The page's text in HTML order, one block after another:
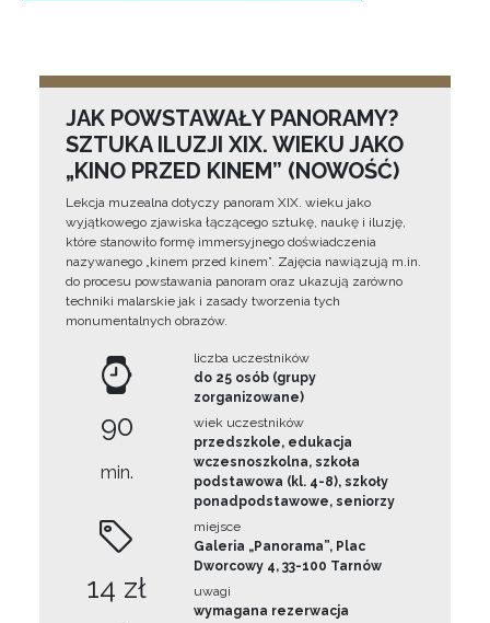
JAK POWSTAWAŁY PANORAMY?
SZTUKA ILUZJI XIX. WIEKU JAKO
„KINO PRZED KINEM” (NOWOŚĆ)
Lekcja muzealna dotyczy panoram XIX. wieku jako
wyjątkowego zjawiska łączącego sztukę, naukę i iluzję,
które stanowiło formę immersyjnego doświadczenia
nazywanego „kinem przed kinem”. Zajęcia nawiązują m.in.
do procesu powstawania panoram oraz ukazują zarówno
techniki malarskie jak i zasady tworzenia tych
monumentalnych obrazów.
90
min.
14 zł
liczba uczestników
do 25 osób (grupy
zorganizowane)
wiek uczestników
przedszkole, edukacja
wczesnoszkolna, szkoła
podstawowa (kl. 4-8), szkoły
ponadpodstawowe, seniorzy
miejsce
Galeria „Panorama”, Plac
Dworcowy 4, 33-100 Tarnów
uwagi
wymagana rezerwacja